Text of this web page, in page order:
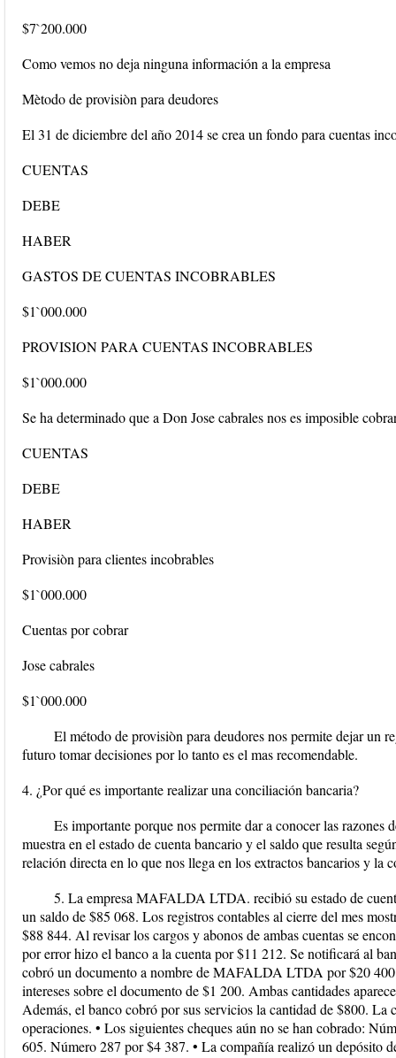
$7`200.000
Como vemos no deja ninguna información a la empresa
Mètodo de provisiòn para deudores
El 31 de diciembre del año 2014 se crea un fondo para cuentas
CUENTAS
DEBE
HABER
GASTOS DE CUENTAS INCOBRABLES
$1`000.000
PROVISION PARA CUENTAS INCOBRABLES
$1`000.000
Se ha determinado que a Don Jose cabrales nos es imposible
CUENTAS
DEBE
HABER
Provisiòn para clientes incobrables
$1`000.000
Cuentas por cobrar
Jose cabrales
$1`000.000
El método de provisiòn para deudores nos permite dejar un
futuro tomar decisiones por lo tanto es el mas recomendable.
4. ¿Por qué es importante realizar una conciliación bancaria?
Es importante porque nos permite dar a conocer las razones
muestra en el estado de cuenta bancario y el saldo que resulta
relación directa en lo que nos llega en los extractos bancarios y la
5. La empresa MAFALDA LTDA. recibió su estado de
un saldo de $85 068. Los registros contables al cierre del mes
$88 844. Al revisar los cargos y abonos de ambas cuentas se
por error hizo el banco a la cuenta por $11 212. Se notificará al
cobró un documento a nombre de MAFALDA LTDA por $20
intereses sobre el documento de $1 200. Ambas cantidades
Además, el banco cobró por sus servicios la cantidad de $800. La
operaciones. • Los siguientes cheques aún no se han cobrado:
605. Número 287 por $4 387. • La compañía realizó un depósito